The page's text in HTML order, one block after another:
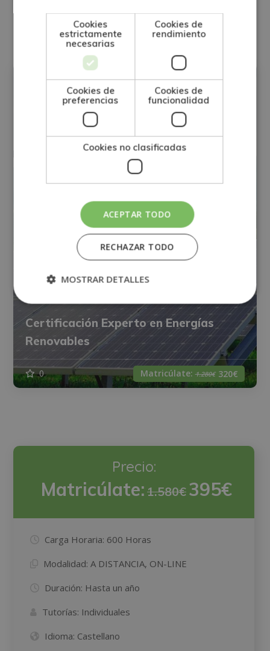
Otras titulaciones
MEDIO AMBIENTE
Certificación Experto en Energías
Renovables
0 Matricúlate:1.280€ 320€
Precio:
Matricúlate:1.580€ 395€
Carga Horaria: 600 Horas
Modalidad: A DISTANCIA, ON-LINE
Duración: Hasta un año
Tutorías: Individuales
Idioma: Castellano
Cookies
estrictamente
necesarias
Cookies de
rendimiento
Cookies de
preferencias
Cookies de
funcionalidad
Cookies no clasificadas
ACEPTAR TODO
RECHAZAR TODO
MOSTRAR DETALLES